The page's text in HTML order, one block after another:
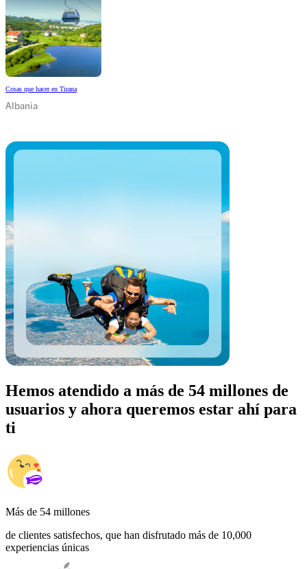
Cosas que hacer en Tirana
Albania
Hemos atendido a más de 54 millones de
usuarios y ahora queremos estar ahí para
ti
Más de 54 millones
de clientes satisfechos, que han disfrutado más de 10,000
experiencias únicas